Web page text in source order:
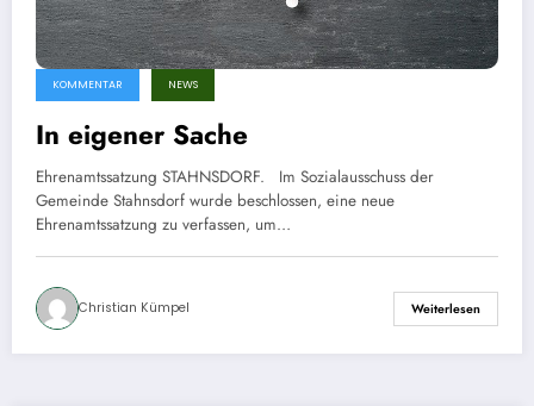
KOMMENTAR NEWS
In eigener Sache
Ehrenamtssatzung STAHNSDORF. Im Sozialausschuss der
Gemeinde Stahnsdorf wurde beschlossen, eine neue
Ehrenamtssatzung zu verfassen, um…
Christian Kümpel Weiterlesen